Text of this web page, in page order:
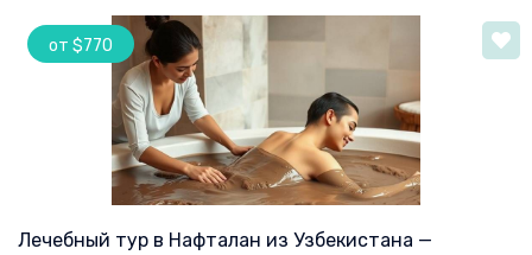
от $770
Лечебный тур в Нафталан из Узбекистана —